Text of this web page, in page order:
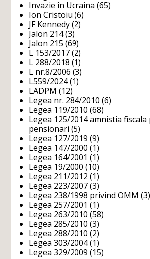
Invazie în Ucraina (65)
Ion Cristoiu (6)
JF Kennedy (2)
Jalon 214(3)
Jalon 215 (69)
L 153/2017 (2)
L 288/2018 (1)
L nr.8/2006 (3)
L559/2024(1)
LADPM (12)
Legea nr. 284/2010 (6)
Legea 119/2010 (68)
Legea 125/2014 amnistia
pensionari (5)
Legea 127/2019 (9)
Legea 147/2000 (1)
Legea 164/2001 (1)
Legea 19/2000 (10)
Legea 211/2012 (1)
Legea 223/2007 (3)
Legea 238/1998 privind OMM (3)
Legea 257/2001 (1)
Legea 263/2010 (58)
Legea 285/2010 (3)
Legea 288/2010 (2)
Legea 303/2004(1)
Legea 329/2009 (15)